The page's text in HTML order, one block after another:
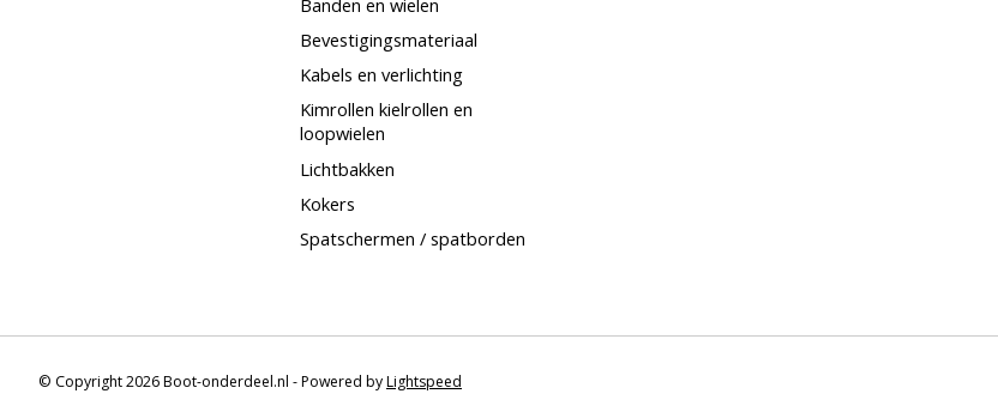
Bevestigingsmateriaal
Kabels en verlichting
Kimrollen kielrollen en
loopwielen
Lichtbakken
Kokers
Spatschermen / spatborden
© Copyright 2026 Boot-onderdeel.nl - Powered byLightspeed